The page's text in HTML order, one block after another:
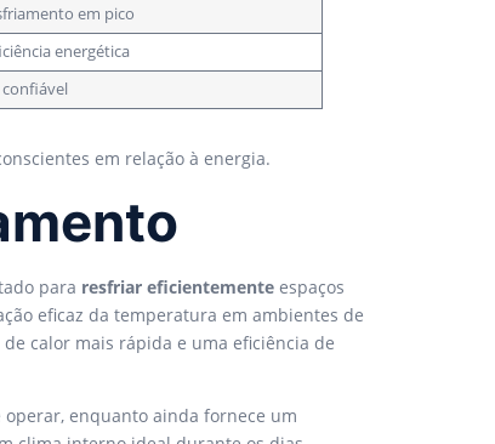
em pico
energética
em relação à energia.
para resfriar eficientemente espaços
eficaz da temperatura em ambientes de
calor mais rápida e uma eficiência de
operar, enquanto ainda fornece um